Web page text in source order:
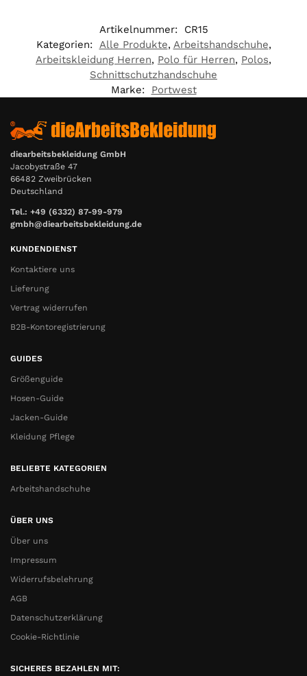
Artikelnummer:
CR15
Kategorien: Alle Produkte, Arbeitshandschuhe,
Arbeitskleidung Herren, Polo für Herren, Polos,
Schnittschutzhandschuhe
Marke:
Portwest
diearbeitsbekleidung GmbH
Jacobystraße 47
66482 Zweibrücken
Deutschland
Tel.: +49 (6332) 87-99-979
gmbh@diearbeitsbekleidung.de
KUNDENDIENST
Kontaktiere uns
Lieferung
Vertrag widerrufen
B2B-Kontoregistrierung
GUIDES
Größenguide
Hosen-Guide
Jacken-Guide
Kleidung Pflege
BELIEBTE KATEGORIEN
Arbeitshandschuhe
ÜBER UNS
Über uns
Impressum
Widerrufsbelehrung
AGB
Datenschutzerklärung
Cookie-Richtlinie
SICHERES BEZAHLEN MIT: